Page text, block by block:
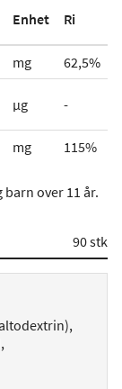
Enhet Ri
mg
62,5%
µg -
mg 115%
barn over 11 år.
90 stk